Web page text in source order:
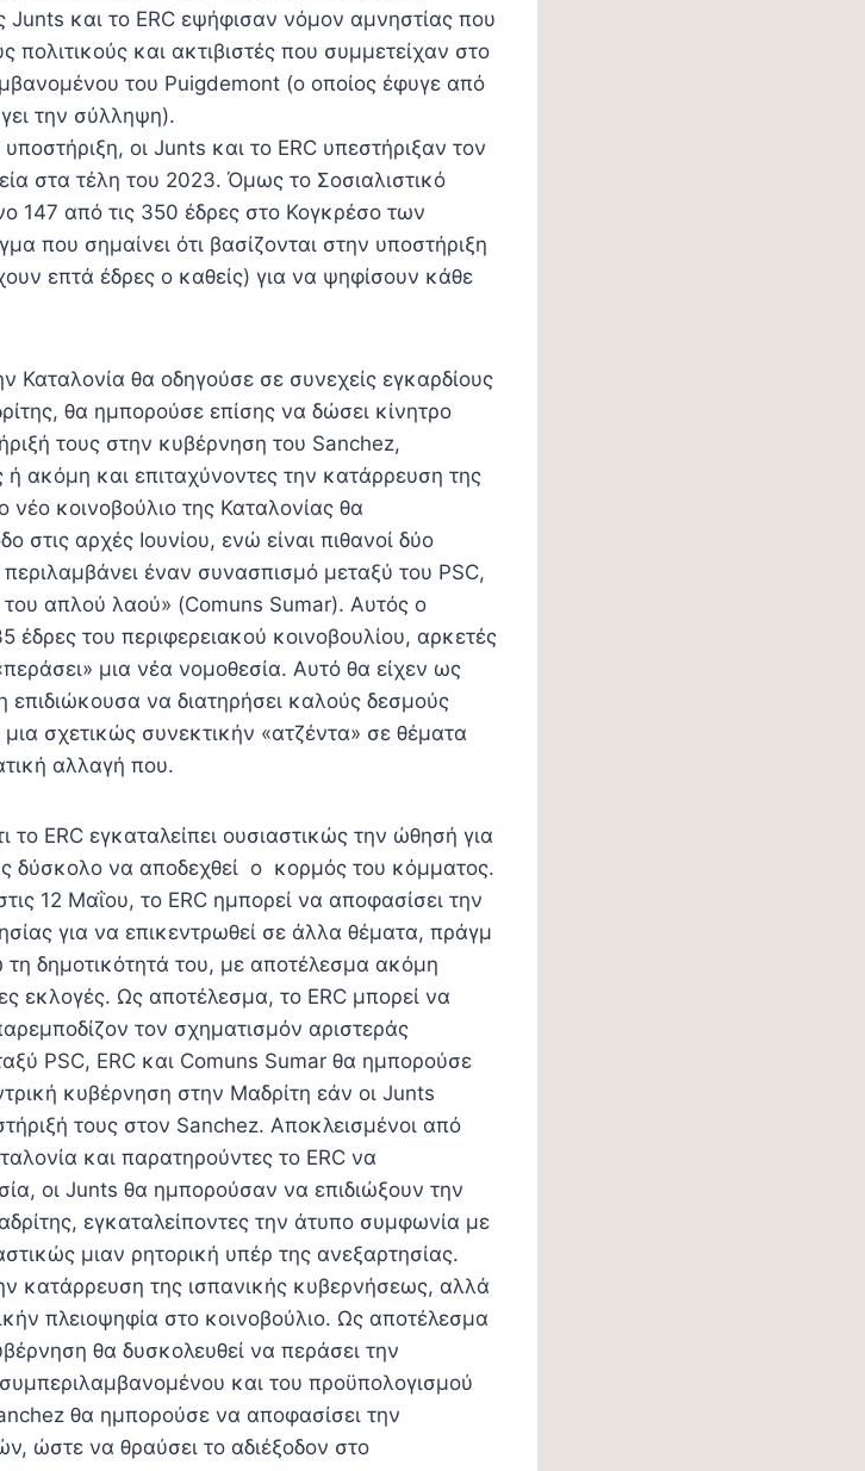
Junts και το ERC εψήφισαν νόμον αμνηστίας που
πολιτικούς και ακτιβιστές που συμμετείχαν στο
του Puigdemont (ο οποίος έφυγε από
την σύλληψη).
οι Junts και το ERC υπεστήριξαν τον
στα τέλη του 2023. Όμως το Σοσιαλιστικό
147 από τις 350 έδρες στο Κογκρέσο των
που σημαίνει ότι βασίζονται στην υποστήριξη
επτά έδρες ο καθείς) για να ψηφίσουν κάθε
Καταλονία θα οδηγούσε σε συνεχείς εγκαρδίους
θα ημπορούσε επίσης να δώσει κίνητρο
τους στην κυβέρνηση του Sanchez,
ή ακόμη και επιταχύνοντες την κατάρρευση της
κοινοβούλιο της Καταλονίας θα
στις αρχές Ιουνίου, ενώ είναι πιθανοί δύο
έναν συνασπισμό μεταξύ του PSC,
απλού λαού» (Comuns Sumar). Αυτός ο
έδρες του περιφερειακού κοινοβουλίου, αρκετές
μια νέα νομοθεσία. Αυτό θα είχεν ως
να διατηρήσει καλούς δεσμούς
σχετικώς συνεκτικήν «ατζέντα» σε θέματα
αλλαγή που.
το ERC εγκαταλείπει ουσιαστικώς την ώθησή για
δύσκολο να αποδεχθεί ο κορμός του κόμματος.
12 Μαΐου, το ERC ημπορεί να αποφασίσει την
για να επικεντρωθεί σε άλλα θέματα, πράγμ
τη δημοτικότητά του, με αποτέλεσμα ακόμη
εκλογές. Ως αποτέλεσμα, το ERC μπορεί να
τον σχηματισμόν αριστεράς
PSC, ERC και Comuns Sumar θα ημπορούσε
κυβέρνηση στην Μαδρίτη εάν οι Junts
τους στον Sanchez. Αποκλεισμένοι από
και παρατηρούντες το ERC να
οι Junts θα ημπορούσαν να επιδιώξουν την
εγκαταλείποντες την άτυπο συμφωνία με
μιαν ρητορική υπέρ της ανεξαρτησίας.
κατάρρευση της ισπανικής κυβερνήσεως, αλλά
πλειοψηφία στο κοινοβούλιο. Ως αποτέλεσμα
θα δυσκολευθεί να περάσει την
και του προϋπολογισμού
θα ημπορούσε να αποφασίσει την
ώστε να θραύσει το αδιέξοδον στο